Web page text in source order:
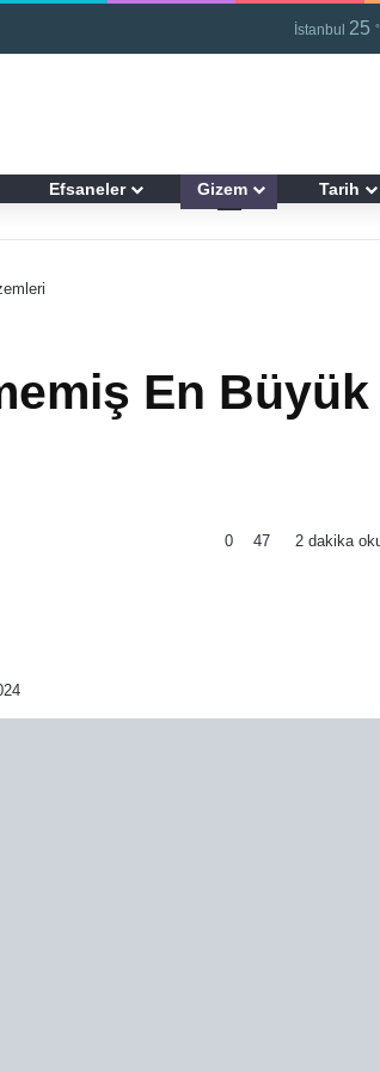
İstanbul 25
Efsaneler Gizem Tarih
En Büyük
0 47 2 dakika